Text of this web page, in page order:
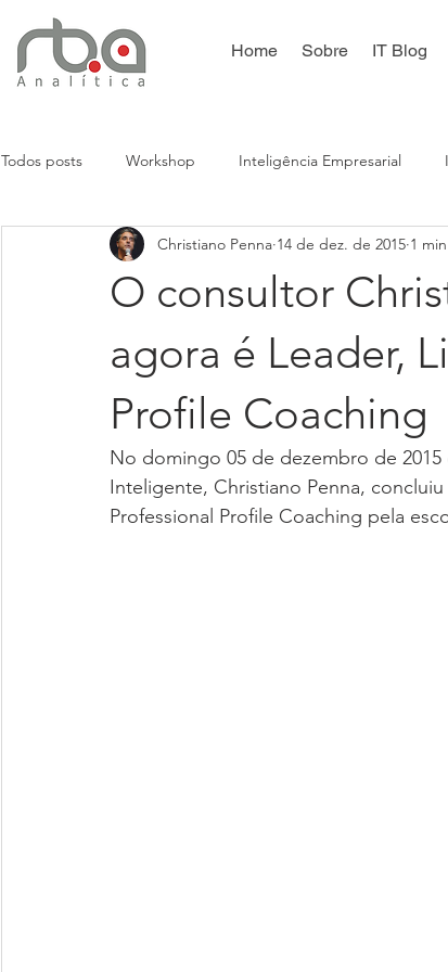
Home Sobre IT Blog
Todos posts Workshop Inteligência Empresarial
Análises Empresariais Presença Digital
O consultor
agora é Leader,
Profile Coaching
Christiano Penna 14 de dez. de 2015 1
No domingo 05 de dezembro de
Inteligente, Christiano Penna,
Professional Profile Coaching pela